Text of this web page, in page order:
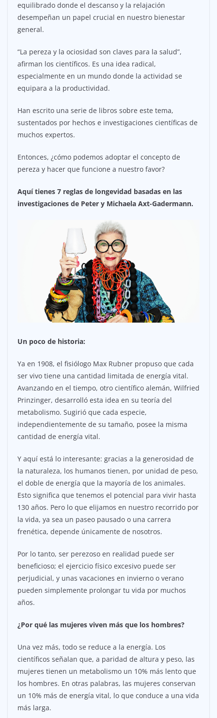
equilibrado donde el descanso y la relajación
desempeñan un papel crucial en nuestro bienestar
general.
“La pereza y la ociosidad son claves para la salud”,
afirman los científicos. Es una idea radical,
especialmente en un mundo donde la actividad se
equipara a la productividad.
Han escrito una serie de libros sobre este tema,
sustentados por hechos e investigaciones científicas de
muchos expertos.
Entonces, ¿cómo podemos adoptar el concepto de
pereza y hacer que funcione a nuestro favor?
Aquí tienes 7 reglas de longevidad basadas en las
investigaciones de Peter y Michaela Axt-Gadermann.
Un poco de historia:
Ya en 1908, el fisiólogo Max Rubner propuso que cada
ser vivo tiene una cantidad limitada de energía vital.
Avanzando en el tiempo, otro científico alemán, Wilfried
Prinzinger, desarrolló esta idea en su teoría del
metabolismo. Sugirió que cada especie,
independientemente de su tamaño, posee la misma
cantidad de energía vital.
Y aquí está lo interesante: gracias a la generosidad de
la naturaleza, los humanos tienen, por unidad de peso,
el doble de energía que la mayoría de los animales.
Esto significa que tenemos el potencial para vivir hasta
130 años. Pero lo que elijamos en nuestro recorrido por
la vida, ya sea un paseo pausado o una carrera
frenética, depende únicamente de nosotros.
Por lo tanto, ser perezoso en realidad puede ser
beneficioso; el ejercicio físico excesivo puede ser
perjudicial, y unas vacaciones en invierno o verano
pueden simplemente prolongar tu vida por muchos
años.
¿Por qué las mujeres viven más que los hombres?
Una vez más, todo se reduce a la energía. Los
científicos señalan que, a paridad de altura y peso, las
mujeres tienen un metabolismo un 10% más lento que
los hombres. En otras palabras, las mujeres conservan
un 10% más de energía vital, lo que conduce a una vida
más larga.